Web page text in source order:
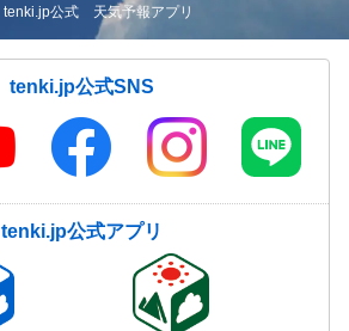
tenki.jp公式 天気予報アプリ
tenki.jp公式SNS
tenki.jp公式アプリ